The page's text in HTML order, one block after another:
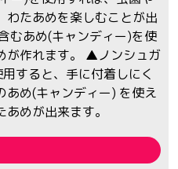
わたあめを楽しむことが出
むあめ(キャンディー)を使
が作れます。 ▲ノンシュガ
すると、手に付着しにく
あめ(キャンディー) を使え
めが出来ます。